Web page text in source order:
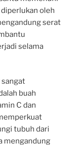
oleh
serat
selama
sangat
buah
C dan
tubuh dari
mengandung